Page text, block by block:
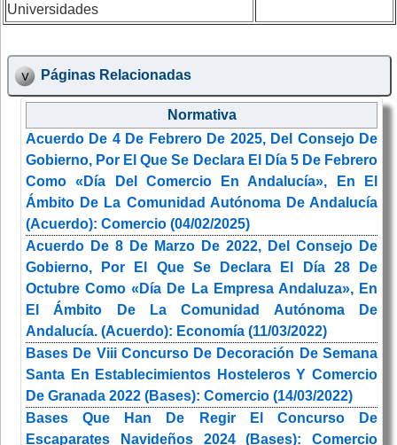
Universidades
Páginas Relacionadas
Normativa
Acuerdo De 4 De Febrero De 2025, Del Consejo De
Gobierno, Por El Que Se Declara El Día 5 De Febrero
Como «Día Del Comercio En Andalucía», En El
Ámbito De La Comunidad Autónoma De Andalucía
(Acuerdo): Comercio (04/02/2025)
Acuerdo De 8 De Marzo De 2022, Del Consejo De
Gobierno, Por El Que Se Declara El Día 28 De
Octubre Como «Día De La Empresa Andaluza», En
El Ámbito De La Comunidad Autónoma De
Andalucía. (Acuerdo): Economía (11/03/2022)
Bases De Viii Concurso De Decoración De Semana
Santa En Establecimientos Hosteleros Y Comercio
De Granada 2022 (Bases): Comercio (14/03/2022)
Bases Que Han De Regir El Concurso De
Escaparates Navideños 2024 (Bases): Comercio